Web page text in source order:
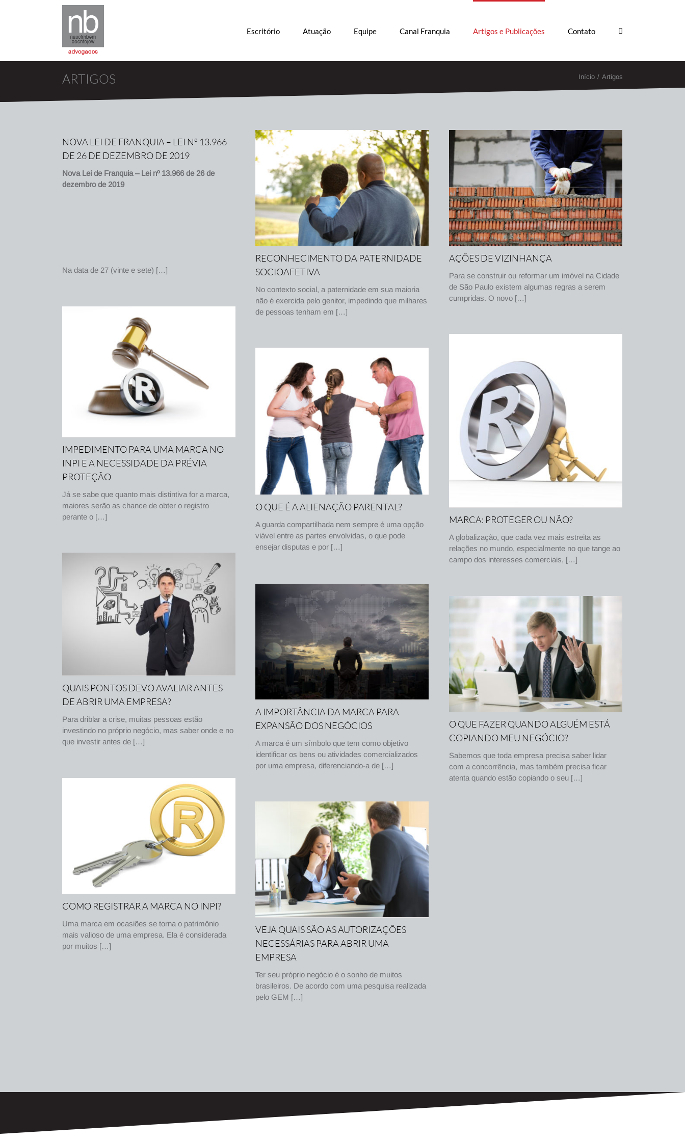
Escritório Atuação Equipe Canal Franquia Artigos e Publicações Contato
ARTIGOS Início / Artigos
NOVA LEI DE FRANQUIA – LEI Nº 13.966
DE 26 DE DEZEMBRO DE 2019
Nova Lei de Franquia – Lei nº 13.966 de 26 de
dezembro de 2019
Na data de 27 (vinte e sete) […]
RECONHECIMENTO DA PATERNIDADE
SOCIOAFETIVA
No contexto social, a paternidade em sua maioria
não é exercida pelo genitor, impedindo que milhares
de pessoas tenham em […]
AÇÕES DE VIZINHANÇA
Para se construir ou reformar um imóvel na Cidade
de São Paulo existem algumas regras a serem
cumpridas. O novo […]
IMPEDIMENTO PARA UMA MARCA NO
INPI E A NECESSIDADE DA PRÉVIA
PROTEÇÃO
Já se sabe que quanto mais distintiva for a marca,
maiores serão as chance de obter o registro
perante o […]
MARCA: PROTEGER OU NÃO?
A globalização, que cada vez mais estreita as
relações no mundo, especialmente no que tange ao
campo dos interesses comerciais, […]
O QUE É A ALIENAÇÃO PARENTAL?
A guarda compartilhada nem sempre é uma opção
viável entre as partes envolvidas, o que pode
ensejar disputas e por […]
QUAIS PONTOS DEVO AVALIAR ANTES
DE ABRIR UMA EMPRESA?
Para driblar a crise, muitas pessoas estão
investindo no próprio negócio, mas saber onde e no
que investir antes de […]
A IMPORTÂNCIA DA MARCA PARA
EXPANSÃO DOS NEGÓCIOS
A marca é um símbolo que tem como objetivo
identificar os bens ou atividades comercializados
por uma empresa, diferenciando-a de […]
O QUE FAZER QUANDO ALGUÉM ESTÁ
COPIANDO MEU NEGÓCIO?
Sabemos que toda empresa precisa saber lidar
com a concorrência, mas também precisa ficar
atenta quando estão copiando o seu […]
COMO REGISTRAR A MARCA NO INPI?
Uma marca em ocasiões se torna o patrimônio
mais valioso de uma empresa. Ela é considerada
por muitos […]
VEJA QUAIS SÃO AS AUTORIZAÇÕES
NECESSÁRIAS PARA ABRIR UMA
EMPRESA
Ter seu próprio negócio é o sonho de muitos
brasileiros. De acordo com uma pesquisa realizada
pelo GEM […]